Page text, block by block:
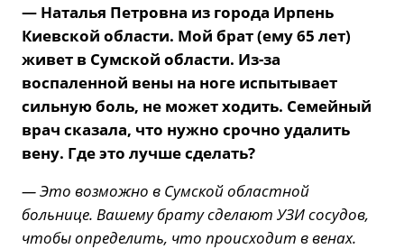
— Наталья Петровна из города Ирпень
Киевской области. Мой брат (ему 65 лет)
живет в Сумской области. Из-за
воспаленной вены на ноге испытывает
сильную боль, не может ходить. Семейный
врач сказала, что нужно срочно удалить
вену. Где это лучше сделать?
— Это возможно в Сумской областной
больнице. Вашему брату сделают УЗИ сосудов,
чтобы определить, что происходит в венах.